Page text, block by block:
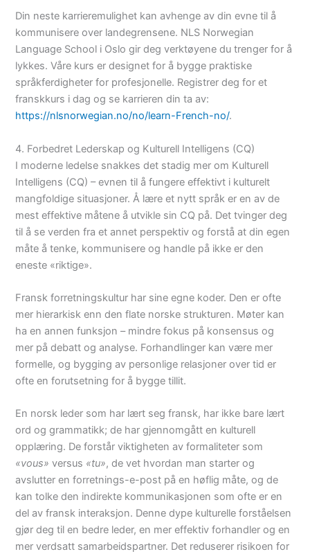
Din neste karrieremulighet kan avhenge av din evne til å
kommunisere over landegrensene. NLS Norwegian
Language School i Oslo gir deg verktøyene du trenger for å
lykkes. Våre kurs er designet for å bygge praktiske
språkferdigheter for profesjonelle. Registrer deg for et
franskkurs i dag og se karrieren din ta av:
https://nlsnorwegian.no/no/learn-French-no/.
4. Forbedret Lederskap og Kulturell Intelligens (CQ)
I moderne ledelse snakkes det stadig mer om Kulturell
Intelligens (CQ) – evnen til å fungere effektivt i kulturelt
mangfoldige situasjoner. Å lære et nytt språk er en av de
mest effektive måtene å utvikle sin CQ på. Det tvinger deg
til å se verden fra et annet perspektiv og forstå at din egen
måte å tenke, kommunisere og handle på ikke er den
eneste «riktige».
Fransk forretningskultur har sine egne koder. Den er ofte
mer hierarkisk enn den flate norske strukturen. Møter kan
ha en annen funksjon – mindre fokus på konsensus og
mer på debatt og analyse. Forhandlinger kan være mer
formelle, og bygging av personlige relasjoner over tid er
ofte en forutsetning for å bygge tillit.
En norsk leder som har lært seg fransk, har ikke bare lært
ord og grammatikk; de har gjennomgått en kulturell
opplæring. De forstår viktigheten av formaliteter som
«vous» versus «tu», de vet hvordan man starter og
avslutter en forretnings-e-post på en høflig måte, og de
kan tolke den indirekte kommunikasjonen som ofte er en
del av fransk interaksjon. Denne dype kulturelle forståelsen
gjør deg til en bedre leder, en mer effektiv forhandler og en
mer verdsatt samarbeidspartner. Det reduserer risikoen for